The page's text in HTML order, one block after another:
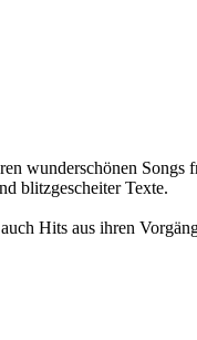
wunderschönen
blitzgescheiter Texte.
Hits aus ihren